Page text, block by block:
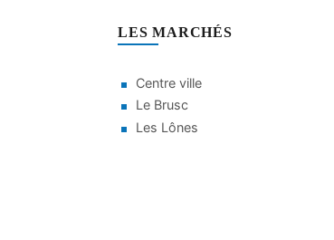
LES MARCHÉS
Centre ville
Le Brusc
Les Lônes